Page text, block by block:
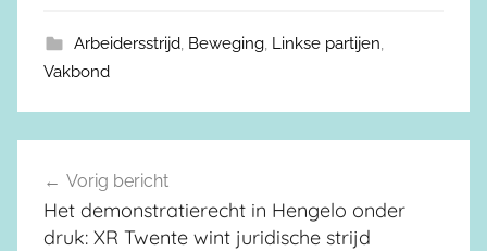
Arbeidersstrijd, Beweging, Linkse partijen
Vakbond
Berichtnavigatie
Vorig bericht
Het demonstratierecht in Hengelo onder
druk: XR Twente wint juridische strijd